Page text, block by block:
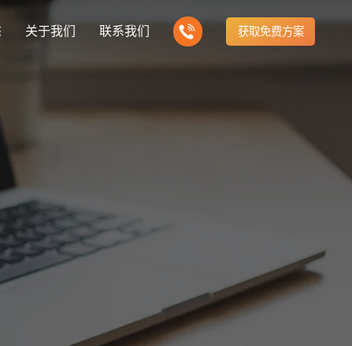
网站建设定制改版
定制化网站建设改版方案
移动手机互联网站开发
城网站
牌官网
型网站建设 营销型网站建力企业公信力
解决方案
效果分析
门户网站建设解决方案
能及时、准确、动态地更新
设解决方案
进的优点
购物商城网站建设解决方案
方便快捷购物车、购物指南
广
optimization
关于我们
式
联系我们 获取免费方案